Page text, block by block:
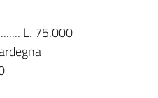
L. 75.000